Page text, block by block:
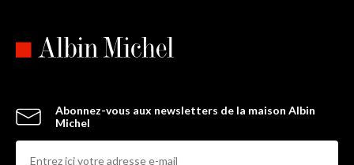
Abonnez-vous aux newsletters de la maison Albin
Michel